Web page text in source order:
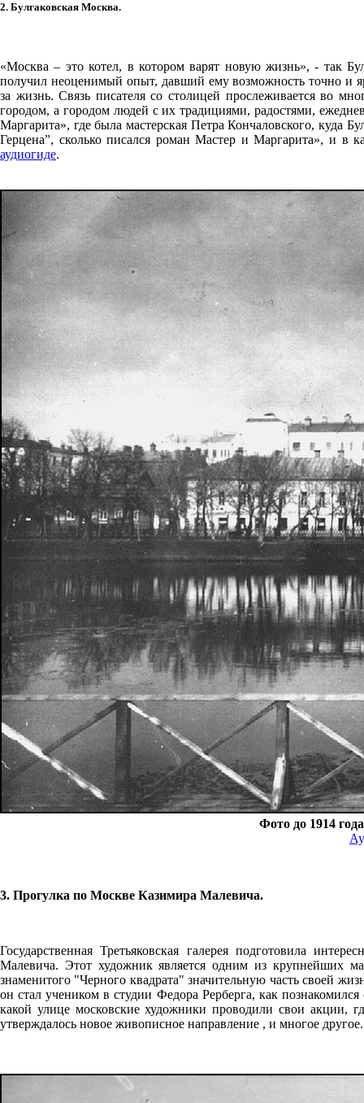
2. Булгаковская Москва.
«Москва – это котел, в котором варят новую жизнь», - так
получил неоценимый опыт, давший ему возможность точно и
за жизнь. Связь писателя со столицей прослеживается во
городом, а городом людей с их традициями, радостями,
Маргарита», где была мастерская Петра Кончаловского, куда
Герцена”, сколько писался роман Мастер и Маргарита», и в
аудиогиде.
Фото до 1914
3. Прогулка по Москве Казимира Малевича.
Государственная Третьяковская галерея подготовила
Малевича. Этот художник является одним из крупнейших
знаменитого "Черного квадрата" значительную часть своей
он стал учеником в студии Федора Рерберга, как
какой улице московские художники проводили свои акции,
утверждалось новое живописное направление , и многое